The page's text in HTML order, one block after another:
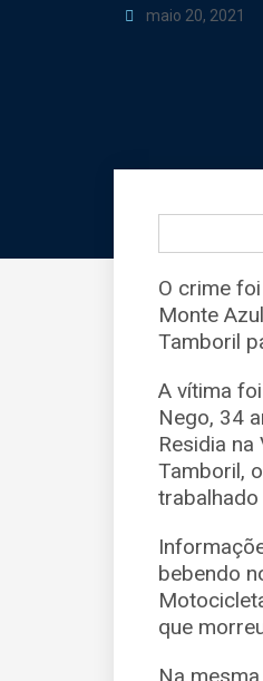
maio 20, 2021
O crime
Monte
Tamboril
A vítima
Nego, 34
Residia
Tamboril,
bebendo
que